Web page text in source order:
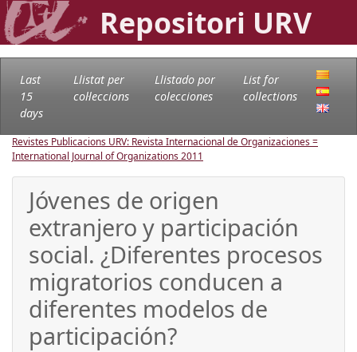
Repositori URV
Last
15
days
Llistat per
col·leccions
Llistado por
colecciones
List for
collections
Revistes Publicacions URV: Revista Internacional de Organizaciones =
International Journal of Organizations2011
Jóvenes de origen
extranjero y participación
social. ¿Diferentes procesos
migratorios conducen a
diferentes modelos de
participación?